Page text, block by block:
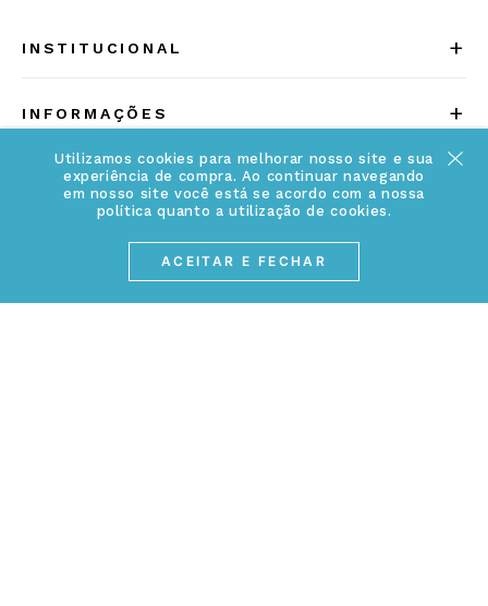
Utilizamos cookies para melhorar nosso site e sua
experiência de compra. Ao continuar navegando
em nosso site você está se acordo com a nossa
política quanto a utilização de cookies.
ACEITAR E FECHAR
INSTITUCIONAL +
Acesse Nosso Blog
Fale Conosco
Conheça a linha MVNDOS
INFORMAÇÕES +
Cuidados Especiais
Política de Troca e Devolução
Política de Privacidade
Cancelamento de Compra
ATENDIMENTO
(17) 3234-2299